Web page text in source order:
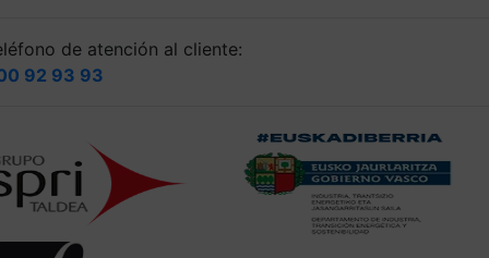
de atención al cliente:
92 93 93